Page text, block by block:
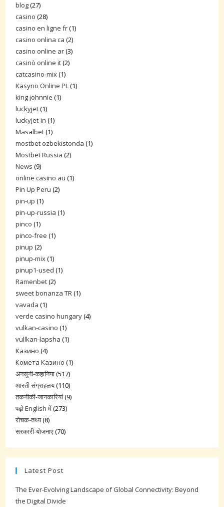
blog(27)
casino (28)
casino en ligne fr(1)
casino onlina ca (2)
casino online ar(3)
casinò online it(2)
catcasino-mix(1)
Kasyno Online PL(1)
king johnnie (1)
luckyjet(1)
luckyjet-in (1)
Masalbet(1)
mostbet ozbekistonda (1)
Mostbet Russia (2)
News (9)
online casino au (1)
Pin Up Peru (2)
pin-up (1)
pin-up-russia (1)
pinco (1)
pinco-free (1)
pinup (2)
pinup-mix(1)
pinup1-used (1)
Ramenbet(2)
sweet bonanza TR(1)
vavada (1)
verde casino hungary(4)
vulkan-casino (1)
vullkan-lapsha (1)
Казино (4)
Комета Казино (1)
अनसुनी-कहानिया(517)
आरती संग्राहलय(110)
तकनीकी-जानकारियां(9)
पढ़ो English में(273)
रोचक-तथ्य(8)
सरकारी-योजनाए(70)
Latest Post
The Ever-Evolving Landscape of Global Connectivity: Beyond
the Digital Divide